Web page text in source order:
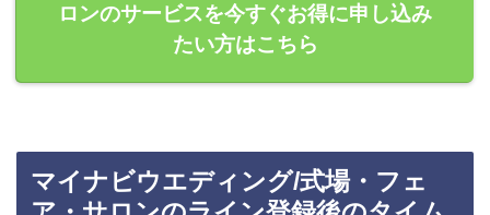
ロンのサービスを今すぐお得に申し込み
たい方はこちら
マイナビウエディング/式場・フェ